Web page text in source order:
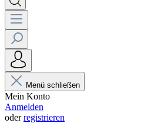
Menü schließen
Mein Konto
Anmelden
oderregistrieren